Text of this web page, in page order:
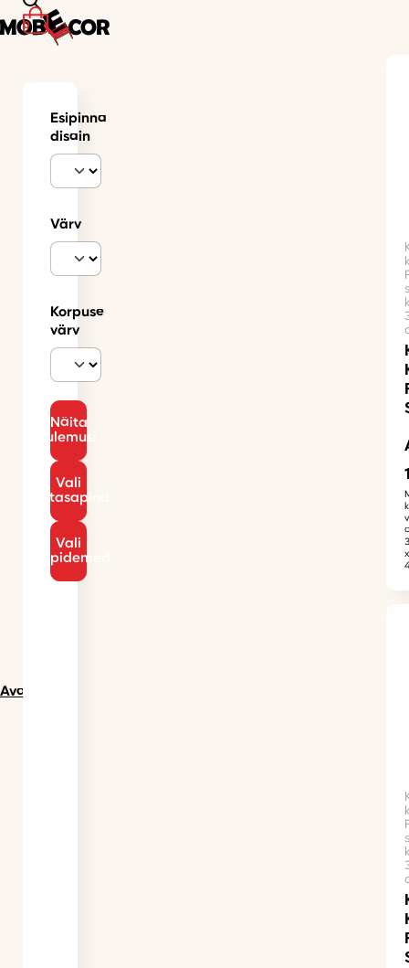
0
Avaleht
Esipinna
disain
Värv
Korpuse
värv
Näita
tulemusi
Vali
töötasapind
Vali
käepidemed
3
x